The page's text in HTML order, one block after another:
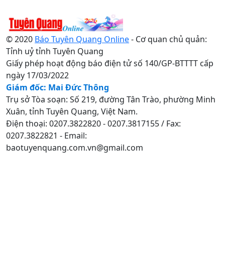
© 2020 Báo Tuyên Quang Online- Cơ quan chủ quản:
Tỉnh uỷ tỉnh Tuyên Quang
Giấy phép hoạt động báo điện tử số 140/GP-BTTTT cấp
ngày 17/03/2022
Giám đốc: Mai Đức Thông
Trụ sở Tòa soạn: Số 219, đường Tân Trào, phường Minh
Xuân, tỉnh Tuyên Quang, Việt Nam.
Điện thoại: 0207.3822820 - 0207.3817155 / Fax:
0207.3822821 - Email:
baotuyenquang.com.vn@gmail.com